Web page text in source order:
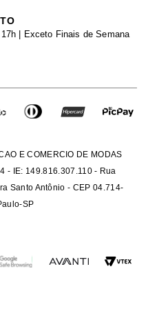
| Exceto Finais de Semana
E COMERCIO DE MODAS
- IE: 149.816.307.110 - Rua
Santo Antônio - CEP 04.714-
SP